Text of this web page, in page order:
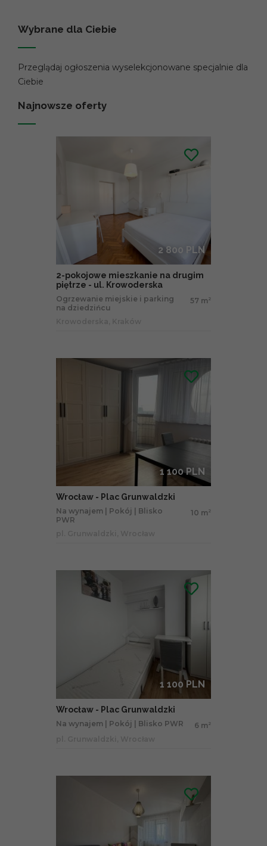
Wybrane dla Ciebie
Przeglądaj ogłoszenia wyselekcjonowane specjalnie dla
Ciebie
Najnowsze oferty
2 800 PLN
2-pokojowe mieszkanie na drugim
piętrze - ul. Krowoderska
Ogrzewanie miejskie i parking
na dziedzińcu
57 m 2
1 100 PLN
Wrocław - Plac Grunwaldzki
Na wynajem | Pokój | Blisko
PWR
10 m 2
1 100 PLN
Wrocław - Plac Grunwaldzki
Na wynajem | Pokój | Blisko PWR 6 m 2